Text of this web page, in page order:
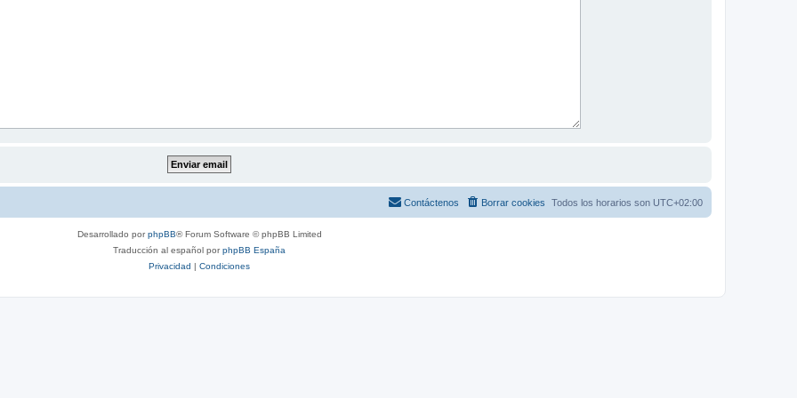
Todos los horarios son UTC+02:00
Borrar cookies
Contáctenos
Desarrollado porphpBB® Forum Software © phpBB Limited
Traducción al español porphpBB España
Privacidad | Condiciones